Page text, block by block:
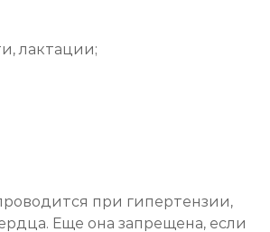
лактации;
при гипертензии,
Еще она запрещена, если